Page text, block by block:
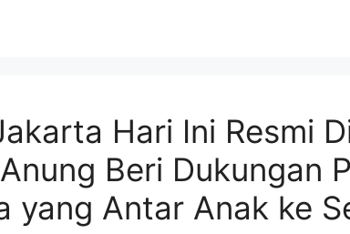
Hari Ini Resmi
Beri Dukungan
yang Antar Anak ke